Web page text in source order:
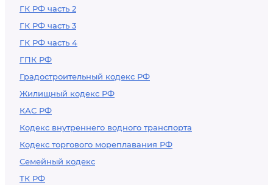
ГК РФ часть 2
ГК РФ часть 3
ГК РФ часть 4
ГПК РФ
Градостроительный кодекс РФ
Жилищный кодекс РФ
КАС РФ
Кодекс внутреннего водного транспорта
Кодекс торгового мореплавания РФ
Семейный кодекс
ТК РФ